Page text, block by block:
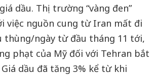
dầu. Thị trường “vàng đen”
việc nguồn cung từ Iran mất đi
thùng/ngày từ đầu tháng 11 tới,
phạt của Mỹ đối với Tehran bắt
dầu đã tăng 3% kể từ khi